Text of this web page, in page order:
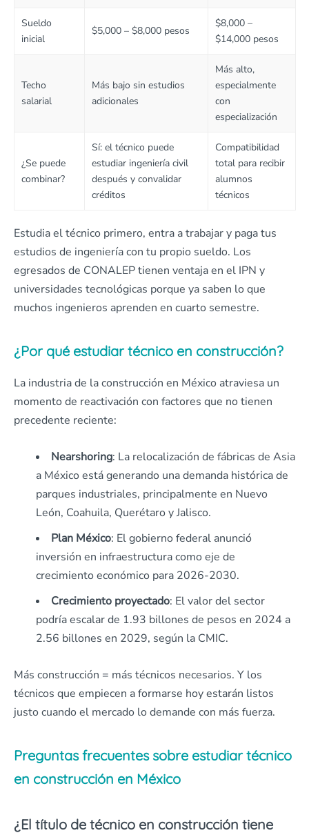
Sueldo
inicial
$5,000 – $8,000 pesos
$8,000 –
$14,000 pesos
Techo
salarial
Más bajo sin estudios
adicionales
Más alto,
especialmente
con
especialización
¿Se puede
combinar?
Sí: el técnico puede
estudiar ingeniería civil
después y convalidar
créditos
Compatibilidad
total para recibir
alumnos
técnicos
Estudia el técnico primero, entra a trabajar y paga tus
estudios de ingeniería con tu propio sueldo. Los
egresados de CONALEP tienen ventaja en el IPN y
universidades tecnológicas porque ya saben lo que
muchos ingenieros aprenden en cuarto semestre.
¿Por qué estudiar técnico en construcción?
La industria de la construcción en México atraviesa un
momento de reactivación con factores que no tienen
precedente reciente:
Nearshoring: La relocalización de fábricas de Asia
a México está generando una demanda histórica de
parques industriales, principalmente en Nuevo
León, Coahuila, Querétaro y Jalisco.
Plan México: El gobierno federal anunció
inversión en infraestructura como eje de
crecimiento económico para 2026-2030.
Crecimiento proyectado: El valor del sector
podría escalar de 1.93 billones de pesos en 2024 a
2.56 billones en 2029, según la CMIC.
Más construcción = más técnicos necesarios. Y los
técnicos que empiecen a formarse hoy estarán listos
justo cuando el mercado lo demande con más fuerza.
Preguntas frecuentes sobre estudiar técnico
en construcción en México
¿El título de técnico en construcción tiene